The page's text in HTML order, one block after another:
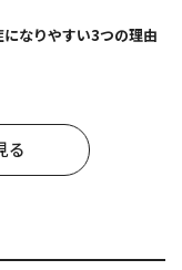
になりやすい3つの理由
る